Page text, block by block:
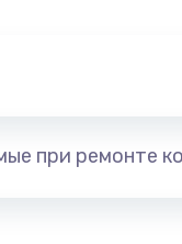
при ремонте